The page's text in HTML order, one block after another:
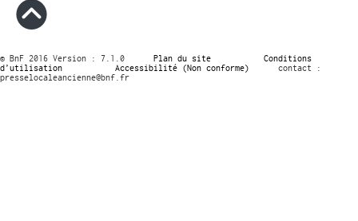
© BnF 2016 Version : 7.1.0 Plan du site
Conditions
d’utilisation
Accessibilité (Non conforme)
contact :
presselocaleancienne@bnf.fr